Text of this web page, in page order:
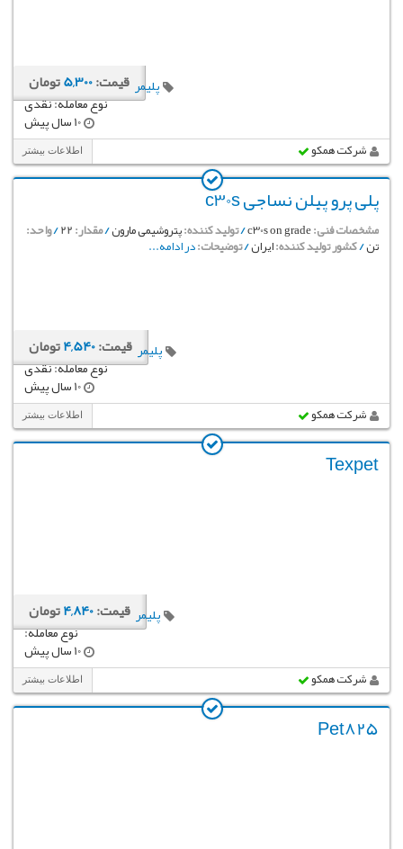
قیمت:5,300تومان پلیمر
نوع معامله: نقدی
شرکت همکو اطلاعات بیشتر
پلی پرو پیلن نساجی c30s
مشخصات فنی: /تولید کننده:پتروشیمی مارون/مقدار: /واحد:
تن/کشور تولید کننده:ایران/توضیحات:در ادامه...
قیمت:4,540تومان پلیمر
نوع معامله: نقدی
شرکت همکو اطلاعات بیشتر
Texpet
قیمت:4,840تومان پلیمر
نوع معامله:
شرکت همکو اطلاعات بیشتر
Pet825